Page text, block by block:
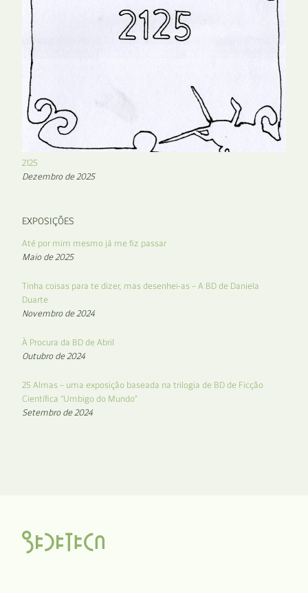
2125
Dezembro de 2025
EXPOSIÇÕES
Até por mim mesmo já me fiz passar
Maio de 2025
Tinha coisas para te dizer, mas desenhei-as – A BD de Daniela
Duarte
Novembro de 2024
À Procura da BD de Abril
Outubro de 2024
25 Almas – uma exposição baseada na trilogia de BD de Ficção
Científica “Umbigo do Mundo”
Setembro de 2024